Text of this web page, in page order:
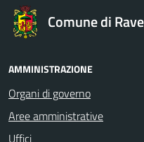
Comune di
AMMINISTRAZIONE
Organi di governo
Aree amministrative
Uffici